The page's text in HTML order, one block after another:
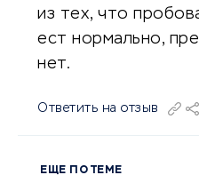
из тех, что
ест нормально,
нет.
Ответить на отзыв
ЕЩЕ ПО ТЕМЕ